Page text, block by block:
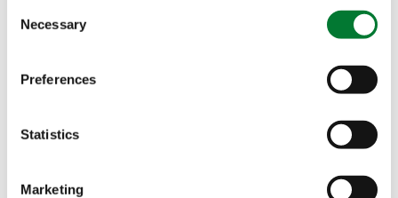
Selection
Necessary
Preferences
Statistics
Marketing
易普润中
美兰区海
Virginie Got-